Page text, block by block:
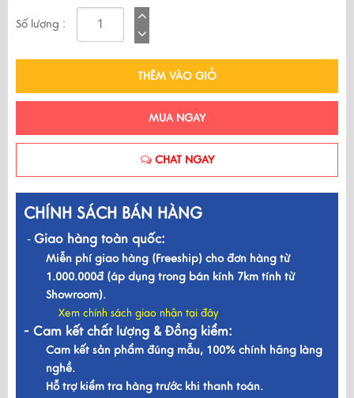
Số lượng :
THÊM VÀO GIỎ
MUA NGAY
CHAT NGAY
CHÍNH SÁCH BÁN HÀNG
- Giao hàng toàn quốc:
Miễn phí giao hàng (Freeship) cho đơn hàng từ
1.000.000đ (áp dụng trong bán kính 7km tính từ
Showroom).
Xem chính sách giao nhận tại đây
- Cam kết chất lượng & Đồng kiểm:
Cam kết sản phẩm đúng mẫu, 100% chính hãng làng
nghề.
Hỗ trợ kiểm tra hàng trước khi thanh toán.